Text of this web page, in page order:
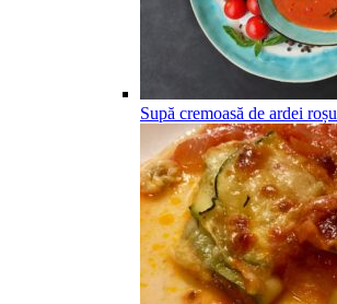
Supă cremoasă de ardei roșu